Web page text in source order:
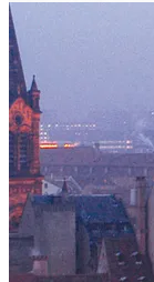
Voir le voyage